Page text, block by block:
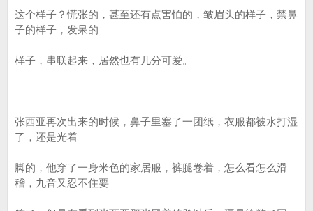
这个样子？慌张的，甚至还有点害怕的，皱眉头的样子，禁鼻
子的样子，发呆的
样子，串联起来，居然也有几分可爱。
张西亚再次出来的时候，鼻子里塞了一团纸，衣服都被水打湿
了，还是光着
脚的，他穿了一身米色的家居服，裤腿卷着，怎么看怎么滑
稽，九音又忍不住要